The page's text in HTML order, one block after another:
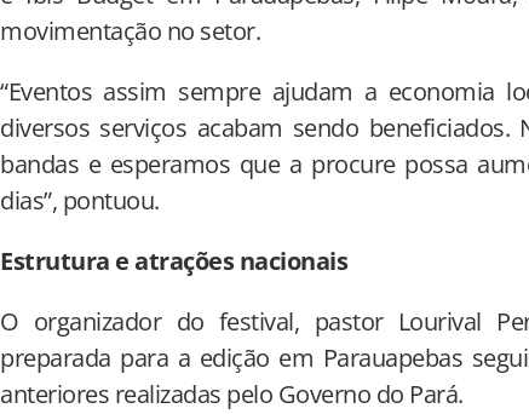
movimentação no setor.
“Eventos assim sempre ajudam a economia
diversos serviços acabam sendo
bandas e esperamos que a procure possa
dias”, pontuou.
Estrutura e atrações nacionais
O organizador do festival, pastor Lourival
preparada para a edição em Parauapebas
anteriores realizadas pelo Governo do Pará.